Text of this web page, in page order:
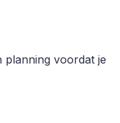
planning voordat je